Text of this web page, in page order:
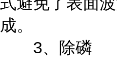
成。
3、除磷